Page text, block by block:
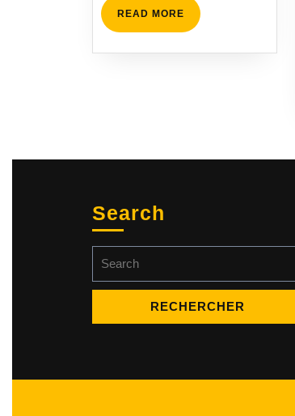
READ MORE READ
MORE
Search
for: